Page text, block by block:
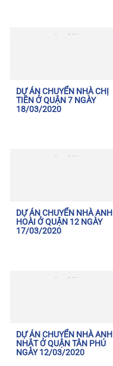
DỰ ÁN CHUYỂN NHÀ CHỊ
TIÊN Ở QUẬN 7 NGÀY
18/03/2020
DỰ ÁN CHUYỂN NHÀ ANH
HOÀI Ở QUẬN 12 NGÀY
17/03/2020
DỰ ÁN CHUYỂN NHÀ ANH
NHẬT Ở QUẬN TÂN PHÚ
NGÀY 12/03/2020